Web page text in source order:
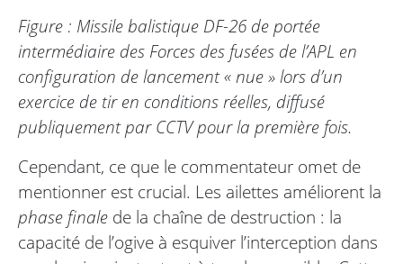
Figure : Missile balistique DF-26 de portée
intermédiaire des Forces des fusées de l’APL en
configuration de lancement « nue » lors d’un
exercice de tir en conditions réelles, diffusé
publiquement par CCTV pour la première fois.
Cependant, ce que le commentateur omet de
mentionner est crucial. Les ailettes améliorent la
phase finale de la chaîne de destruction : la
capacité de l’ogive à esquiver l’interception dans